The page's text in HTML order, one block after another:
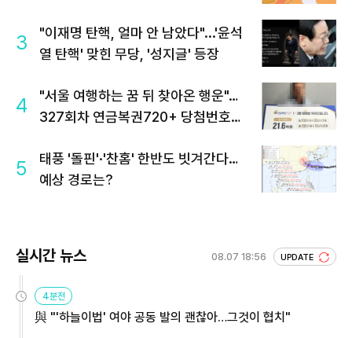
3
"이재명 탄핵, 얼마 안 남았다"...'윤석
열 탄핵' 맞힌 무당, '성지글' 등장
4
"서울 여행하는 꿈 뒤 찾아온 행운"…
327회차 연금복권720+ 당첨번호조
5
태풍 '돌핀'·'찬홈' 한반도 빗겨간다…
예상 경로는?
실시간 뉴스 08.07 18:56 UPDATE
4분전
與 "'하늘이법' 여야 공동 발의 괜찮아…그것이 협치"